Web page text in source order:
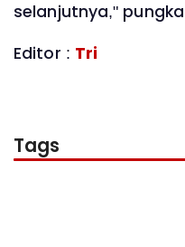
selanjutnya,"
Editor : Tri
Tags